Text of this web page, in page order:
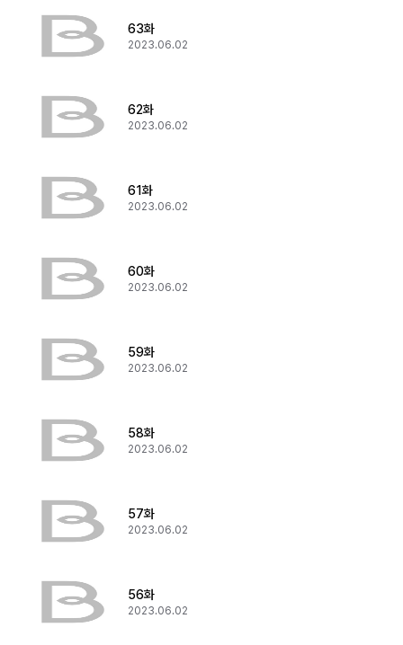
63화
2023.06.02
62화
2023.06.02
61화
2023.06.02
60화
2023.06.02
59화
2023.06.02
58화
2023.06.02
57화
2023.06.02
56화
2023.06.02